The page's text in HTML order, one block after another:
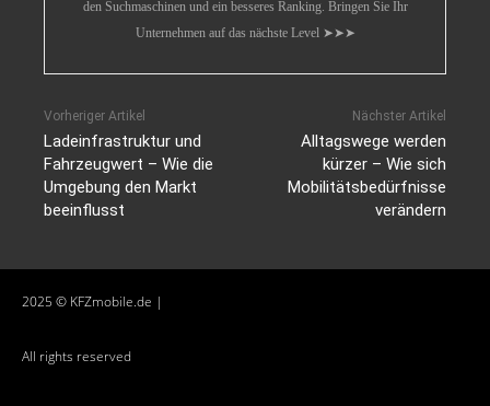
den Suchmaschinen und ein besseres Ranking. Bringen Sie Ihr
Unternehmen auf das nächste Level ➤➤➤
Vorheriger Artikel
Ladeinfrastruktur und
Fahrzeugwert – Wie die
Umgebung den Markt
beeinflusst
Nächster Artikel
Alltagswege werden
kürzer – Wie sich
Mobilitätsbedürfnisse
verändern
2025 © KFZmobile.de |
All rights reserved